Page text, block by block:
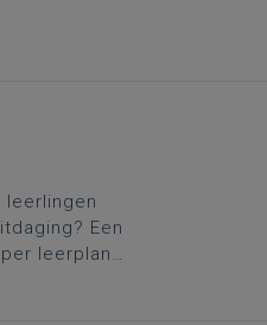
leerlingen
Een
leerplan,